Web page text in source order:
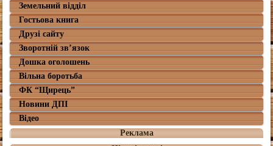
Земельний відділ
Гостьова книга
Друзі сайту
Зворотній зв’язок
Дошка оголошень
Вільна боротьба
ФК “Щирець”
Новини ДПІ
Відео
Реклама